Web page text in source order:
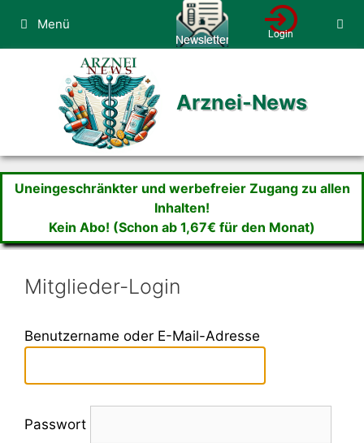
Inhalt
springen
Menü
Arznei-News
Uneingeschränkter und werbefreier Zugang zu allen
Inhalten!
Kein Abo! (Schon ab 1,67€ für den Monat)
Mitglieder-Login
Benutzername oder E-Mail-Adresse
Passwort